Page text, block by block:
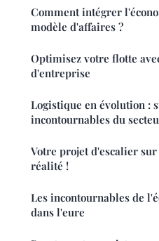
Comment intégrer
modèle d'affaires ?
Optimisez votre flotte
d'entreprise
Logistique en évolution :
incontournables du
Votre projet d'escalier
réalité !
Les incontournables de
dans l'eure